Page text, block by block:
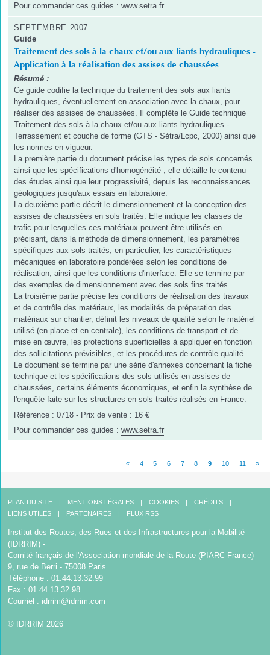
Pour commander ces guides : www.setra.fr
SEPTEMBRE 2007
Guide
Traitement des sols à la chaux et/ou aux liants hydrauliques -
Application à la réalisation des assises de chaussées
Résumé :
Ce guide codifie la technique du traitement des sols aux liants
hydrauliques, éventuellement en association avec la chaux, pour
réaliser des assises de chaussées. Il complète le Guide technique
Traitement des sols à la chaux et/ou aux liants hydrauliques -
Terrassement et couche de forme (GTS - Sétra/Lcpc, 2000) ainsi que
les normes en vigueur.
La première partie du document précise les types de sols concernés
ainsi que les spécifications d'homogénéité ; elle détaille le contenu
des études ainsi que leur progressivité, depuis les reconnaissances
géologiques jusqu'aux essais en laboratoire.
La deuxième partie décrit le dimensionnement et la conception des
assises de chaussées en sols traités. Elle indique les classes de
trafic pour lesquelles ces matériaux peuvent être utilisés en
précisant, dans la méthode de dimensionnement, les paramètres
spécifiques aux sols traités, en particulier, les caractéristiques
mécaniques en laboratoire pondérées selon les conditions de
réalisation, ainsi que les conditions d'interface. Elle se termine par
des exemples de dimensionnement avec des sols fins traités.
La troisième partie précise les conditions de réalisation des travaux
et de contrôle des matériaux, les modalités de préparation des
matériaux sur chantier, définit les niveaux de qualité selon le matériel
utilisé (en place et en centrale), les conditions de transport et de
mise en œuvre, les protections superficielles à appliquer en fonction
des sollicitations prévisibles, et les procédures de contrôle qualité.
Le document se termine par une série d'annexes concernant la fiche
technique et les spécifications des sols utilisés en assises de
chaussées, certains éléments économiques, et enfin la synthèse de
l'enquête faite sur les structures en sols traités réalisés en France.
Référence : 0718 - Prix de vente : 16 €
Pour commander ces guides : www.setra.fr
« 4 5 6 7 8 9 10 11 »
PLAN DU SITE MENTIONS LÉGALES COOKIES
CRÉDITS
LIENS UTILES
PARTENAIRES FLUX RSS
Institut des Routes, des Rues et des Infrastructures pour la Mobilité
(IDRRIM) -
Comité français de l'Association mondiale de la Route (PIARC France)
9, rue de Berri - 75008 Paris
Téléphone : 01.44.13.32.99
Fax : 01.44.13.32.98
Courriel : idrrim@idrrim.com
© IDRRIM 2026